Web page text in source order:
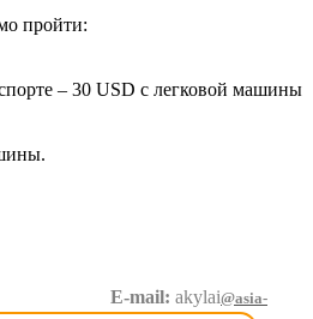
пройти:
– 30 USD с легковой машины
E-mail: akylai@asia-